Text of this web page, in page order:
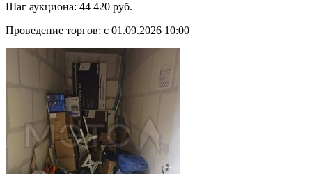
Шаг аукциона: 44 420 руб.
Проведение торгов: с 01.09.2026 10:00